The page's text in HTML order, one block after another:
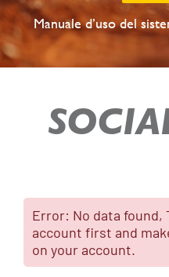
Manuale d’uso del
Error: No data found,
account first and
on your account.